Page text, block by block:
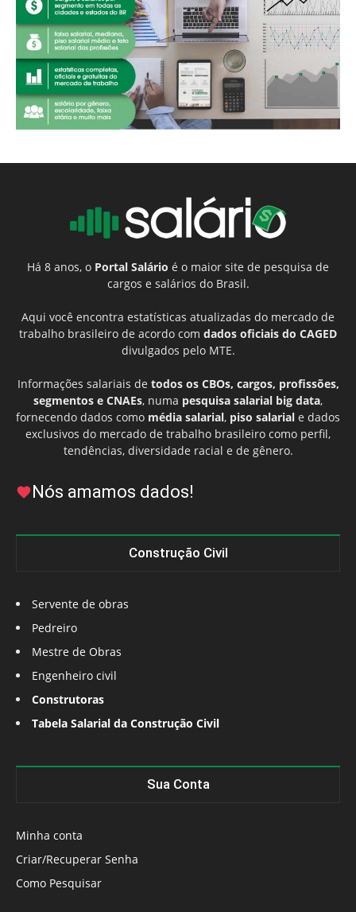
Há 8 anos, o Portal Salário é o maior site de pesquisa de
cargos e salários do Brasil.
Aqui você encontra estatísticas atualizadas do mercado de
trabalho brasileiro de acordo com dados oficiais do CAGED
divulgados pelo MTE.
Informações salariais de todos os CBOs, cargos, profissões,
segmentos e CNAEs, numa pesquisa salarial big data,
fornecendo dados como média salarial, piso salarial e dados
exclusivos do mercado de trabalho brasileiro como perfil,
tendências, diversidade racial e de gênero.
Nós amamos dados!
Construção Civil
Servente de obras
Pedreiro
Mestre de Obras
Engenheiro civil
Construtoras
Tabela Salarial da Construção Civil
Sua Conta
Minha conta
Criar/Recuperar Senha
Como Pesquisar